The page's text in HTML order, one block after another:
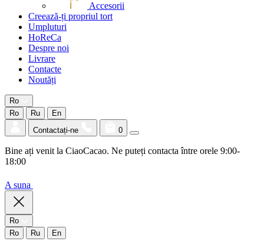
Accesorii
Creează-ți propriul tort
Umpluturi
HoReCa
Despre noi
Livrare
Contacte
Noutăți
Ro
Ro
Ru
En
Contactați-ne
0
Bine ați venit la CiaoCacao. Ne puteți contacta între orele 9:00-
18:00
A suna
Ro
Ro
Ru En